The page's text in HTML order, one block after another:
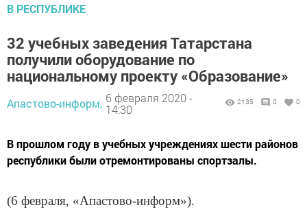
В РЕСПУБЛИКЕ
32 учебных заведения Татарстана
получили оборудование по
национальному проекту «Образование»
Апастово-информ, 6 февраля 2020 -
14:30
2135 0 0
В прошлом году в учебных учреждениях шести районов
республики были отремонтированы спортзалы.
(6 февраля, «Апастово-информ»).